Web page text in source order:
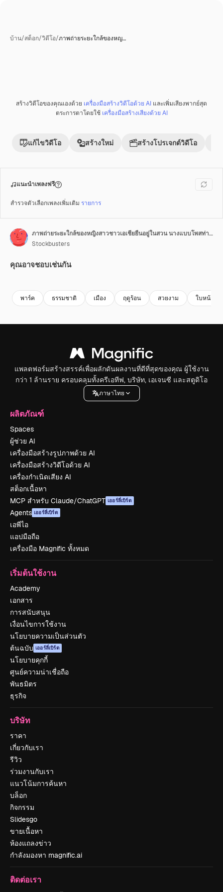
บ้าน/สต็อก/วิดีโอ/ภาพถ่ายระยะใกล้ของหญ…
พรีเมี่ยม
สร้างวิดีโอของคุณเองด้วย เครื่องมือสร้างวิดีโอด้วย AI และเพิ่มเสียงพากย์สุด
ตระการตาโดยใช้ เครื่องมือสร้างเสียงด้วย AI
แก้ไขวิดีโอ สร้างใหม่ สร้างโปรเจกต์วิดีโอ
แนะนำเพลงฟรี
สำรวจตัวเลือกเพลงเพิ่มเติม รายการ
ภาพถ่ายระยะใกล้ของหญิงสาวชาวเอเชียยืนอยู่ในสวน นางแบบโพสท่าในธรรมชาติ
Stockbusters
คุณอาจชอบเช่นกัน
พาร์ค ธรรมชาติ เมือง ฤดูร้อน สวยงาม ใบหน้า
แพลตฟอร์มสร้างสรรค์เพื่อผลักดันผลงานที่ดีที่สุดของคุณ ผู้ใช้งาน
กว่า 1 ล้านราย ครอบคลุมทั้งครีเอทีฟ, บริษัท, เอเจนซี และสตูดิโอ
ภาษาไทย
ผลิตภัณฑ์
Spaces
ผู้ช่วย AI
เครื่องมือสร้างรูปภาพด้วย AI
เครื่องมือสร้างวิดีโอด้วย AI
เครื่องกำเนิดเสียง AI
สต็อกเนื้อหา
MCP สำหรับ Claude/ChatGPT เออร์ลี่เบิร์ด
Agents เออร์ลี่เบิร์ด
เอพีไอ
แอปมือถือ
เครื่องมือ Magnific ทั้งหมด
เริ่มต้นใช้งาน
Academy
เอกสาร
การสนับสนุน
เงื่อนไขการใช้งาน
นโยบายความเป็นส่วนตัว
ต้นฉบับ เออร์ลี่เบิร์ด
นโยบายคุกกี้
ศูนย์ความน่าเชื่อถือ
พันธมิตร
ธุรกิจ
บริษัท
ราคา
เกี่ยวกับเรา
รีวิว
ร่วมงานกับเรา
แนวโน้มการค้นหา
บล็อก
กิจกรรม
Slidesgo
ขายเนื้อหา
ห้องแถลงข่าว
กำลังมองหา magnific.ai
ติดต่อเรา